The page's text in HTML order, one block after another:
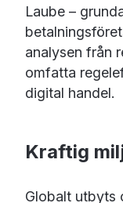
Laube –
analysen från
omfatta
digital handel.
Kraftig
Globalt utbyts